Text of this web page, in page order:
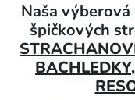
Naša
špičkových
BACHLEDKY